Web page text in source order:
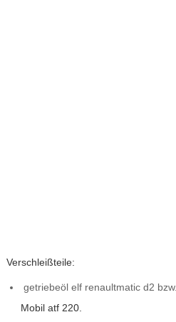
Verschleißteile:
getriebeöl elf renaultmatic d2 bzw.
Mobil atf 220.